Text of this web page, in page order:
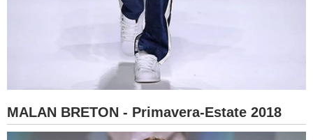
MALAN BRETON - Primavera-Estate 2018